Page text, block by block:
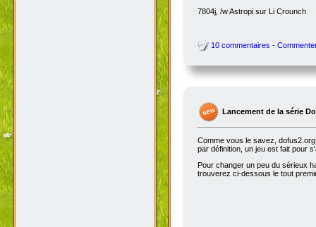
7804j, /w Astropi sur Li Crounch
10 commentaires -
Lancement de la série
Comme vous le savez,
par définition, un jeu est fait pour
Pour changer un peu du sérieux
trouverez ci-dessous le tout